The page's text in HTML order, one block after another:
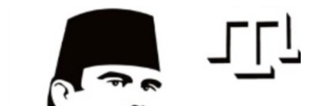
ВСЕ ЗА ДЕНЬ
СПЕЦПРОЕКТИ
ДЕПОРТАЦІЯ
ВІДЕОУРОКИ «ELIFBE»
ЯК ОБІЙТИ БЛОКУВАННЯ
Русский